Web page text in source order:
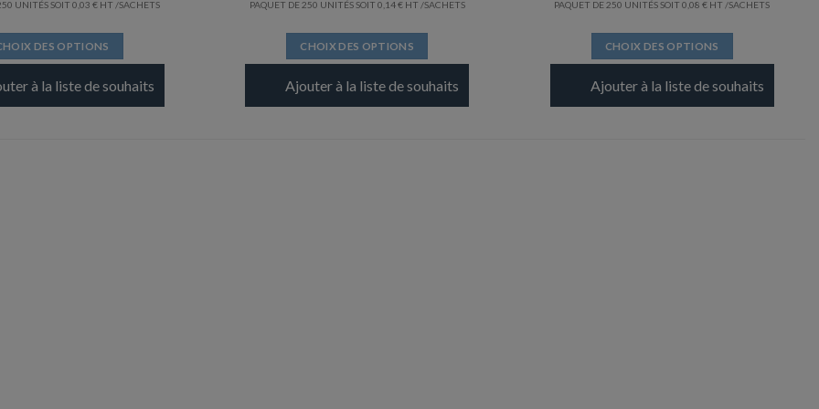
UNITÉS SOIT 0,03€ /SACHETS
DES OPTIONS
Ce
produit
a
à la liste de souhaits
PAQUET DE 250 UNITÉS SOIT 0,14€ /SACHETS
CHOIX DES OPTIONS
Ce
produit
a
Ajouter à la liste de souhaits
PAQUET DE 250 UNITÉS SOIT 0,08€ /SACHETS
CHOIX DES OPTIONS
Ce
produit
a
Ajouter à la liste de souhaits